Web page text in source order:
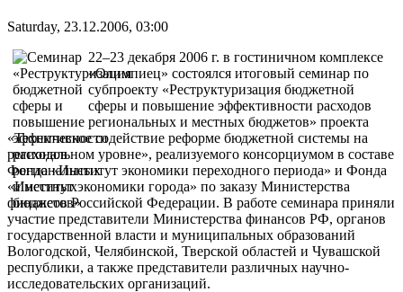
Saturday, 23.12.2006, 03:00
22–23 декабря 2006 г. в гостиничном комплексе
«Олимпиец» состоялся итоговый семинар по
субпроекту «Реструктуризация бюджетной
сферы и повышение эффективности расходов
региональных и местных бюджетов» проекта
«Техническое содействие реформе бюджетной системы на
региональном уровне», реализуемого консорциумом в составе
Фонда «Институт экономики переходного периода» и Фонда
«Институт экономики города» по заказу Министерства
финансов Российской Федерации. В работе семинара приняли
участие представители Министерства финансов РФ, органов
государственной власти и муниципальных образований
Вологодской, Челябинской, Тверской областей и Чувашской
республики, а также представители различных научно-
исследовательских организаций.